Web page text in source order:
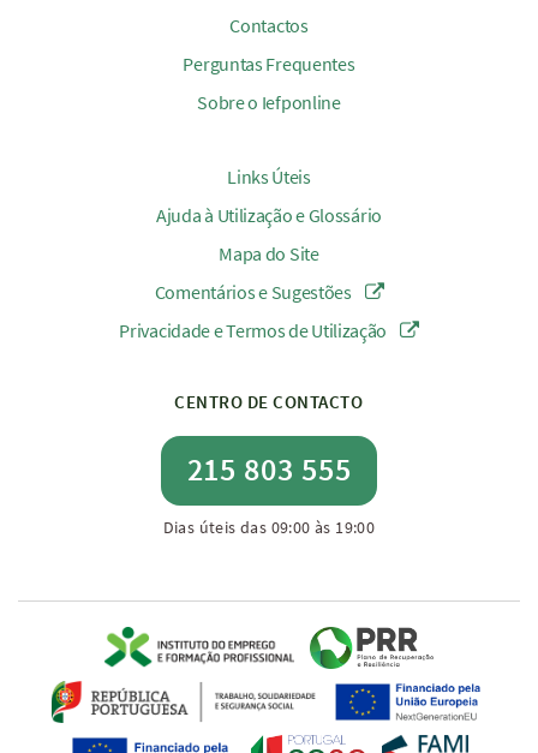
Contactos
Perguntas Frequentes
Sobre o Iefponline
Links Úteis
Ajuda à Utilização e Glossário
Mapa do Site
Comentários e Sugestões
Privacidade e Termos de Utilização
CENTRO DE CONTACTO
215 803 555
Dias úteis das 09:00 às 19:00